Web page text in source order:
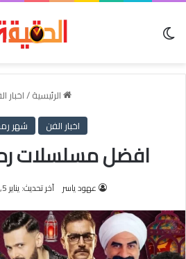
الرئيسية/اخبار
اخبار الفن
شهر
افضل مسلسلات
عهود ياسر آخر تحديث: يناير 5, 2023